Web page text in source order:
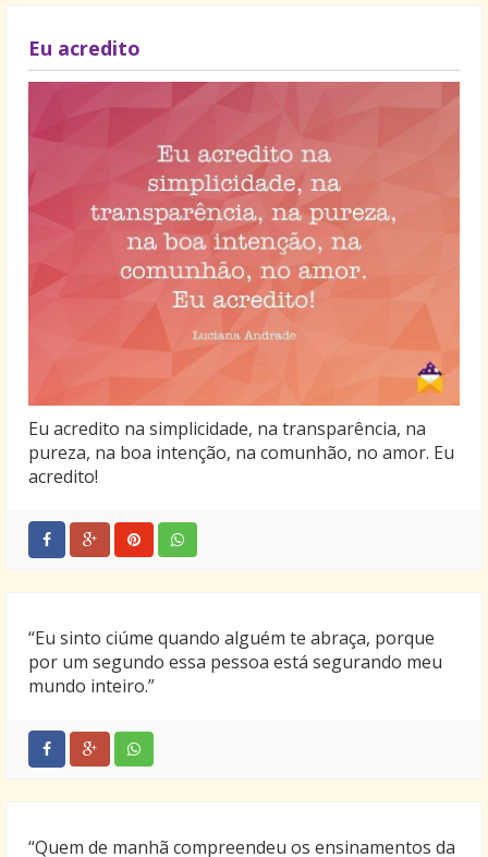
Eu acredito
Eu acredito na simplicidade, na transparência, na
pureza, na boa intenção, na comunhão, no amor. Eu
acredito!
“Eu sinto ciúme quando alguém te abraça, porque
por um segundo essa pessoa está segurando meu
mundo inteiro.”
“Quem de manhã compreendeu os ensinamentos da